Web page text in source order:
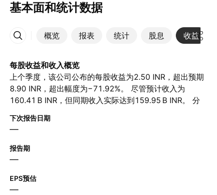
基本面和统计数据
概览 报表 统计 股息 收益
更多
每股收益和收入概览
上个季度，该公司公布的每股收益为2.50 INR，超出预期
8.90 INR，超出幅度为−71.92%。 尽管预计收入为‪
160.41 B‬ INR，但同期收入实际达到‪159.95 B‬ INR。 分
析师预计下一季度每股收益为7.42 INR，营收为‪166.39 B‬
INR。
下次报告日期
—
报告期
—
EPS预估
—